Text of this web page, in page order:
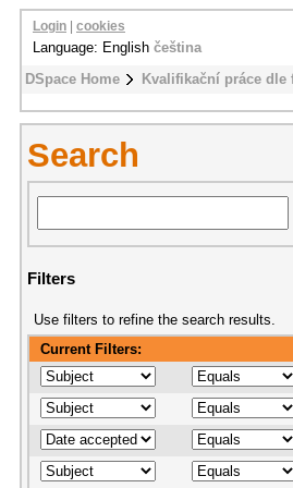
DSpace Home Kvalifikační práce dle
Login cookies
Language: English čeština
Search
Filters
Use filters to refine the search results.
Current Filters: